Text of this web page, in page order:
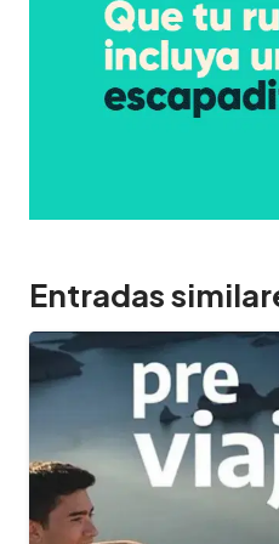
Entradas